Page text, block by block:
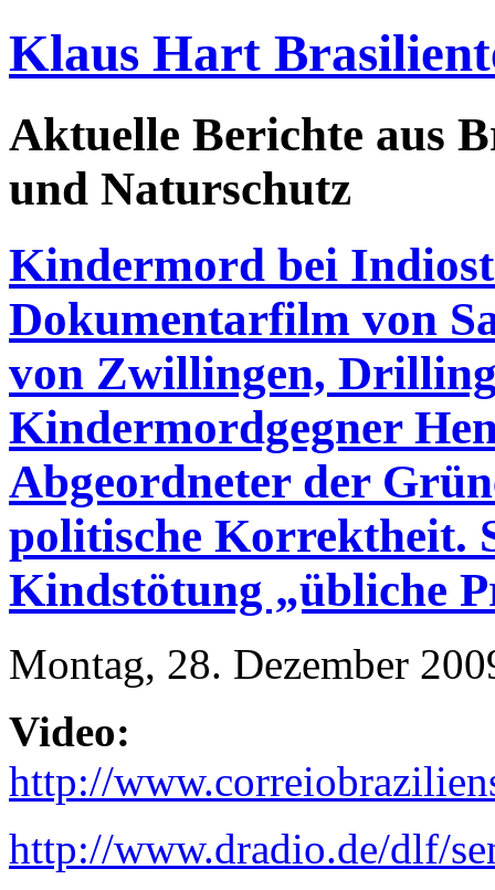
Klaus Hart
Aktuelle Berichte aus
und Naturschutz
Kindermord bei
Dokumentarfilm von
von Zwillingen,
Kindermordgegner
Abgeordneter der
politische Korrektheit.
Kindstötung „übliche
Montag, 28. Dezember
Video:
http://
http://www.dradio.de/dlf/